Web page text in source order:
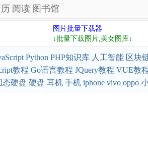
历 阅读 图书馆
图片批量下载器
↓批量下载图片,美女图库↓
Python PHP知识库 人工智能 区块
教程 Go语言教程 JQuery教程 VUE教
态硬盘 硬盘 耳机 手机 iphone vivo oppo